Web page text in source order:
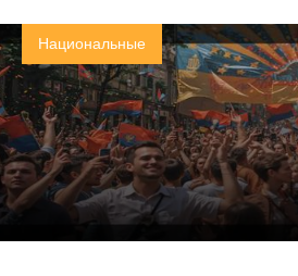
Национальные